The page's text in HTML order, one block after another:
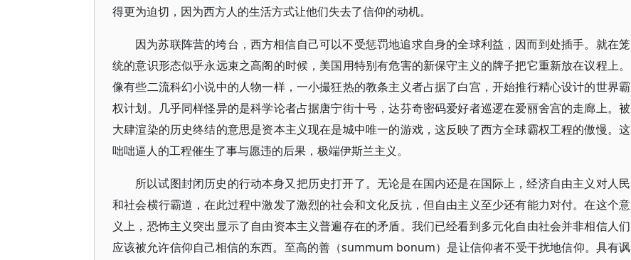
得更为迫切，因为西方人的生活方式让他们失去了信仰的动机。
因为苏联阵营的垮台，西方相信自己可以不受惩罚地追求自身的全球利益，因而到处插手。就在笼
统的意识形态似乎永远束之高阁的时候，美国用特别有危害的新保守主义的牌子把它重新放在议程上。
像有些二流科幻小说中的人物一样，一小撮狂热的教条主义者占据了白宫，开始推行精心设计的世界霸
权计划。几乎同样怪异的是科学论者占据唐宁街十号，达芬奇密码爱好者巡逻在爱丽舍宫的走廊上。被
大肆渲染的历史终结的意思是资本主义现在是城中唯一的游戏，这反映了西方全球霸权工程的傲慢。这
咄咄逼人的工程催生了事与愿违的后果，极端伊斯兰主义。
所以试图封闭历史的行动本身又把历史打开了。无论是在国内还是在国际上，经济自由主义对人民
和社会横行霸道，在此过程中激发了激烈的社会和文化反抗，但自由主义至少还有能力对付。在这个意
义上，恐怖主义突出显示了自由资本主义普遍存在的矛盾。我们已经看到多元化自由社会并非相信人们
应该被允许信仰自己相信的东西。至高的善（summum bonum）是让信仰者不受干扰地信仰。具有讽